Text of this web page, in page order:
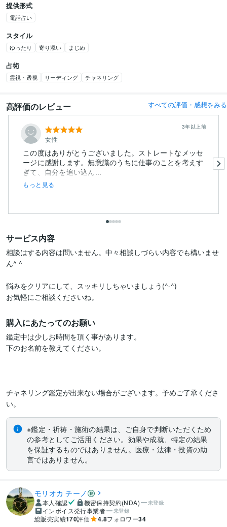
提供形式
電話占い
スタイル
ゆったり 寄り添い まじめ
占術
霊視・透視 リーディング チャネリング
高評価のレビュー すべての評価・感想をみる
女性
3年以上前
この度はありがとうございました。ストレートなメッセ
ージに感謝します。無意識のうちに仕事のことを考えす
ぎて、自分を追い込ん...
もっと見る
サービス内容
相談はする内容は問いません。中々相談しづらい内容でも構いませ
ん^ ^
悩みをクリアにして、スッキリしちゃいましょう(^-^)
購入にあたってのお願い
鑑定中は少しお時間を頂く事があります。
下のお名前を教えてください。
チャネリング鑑定が出来ない場合がございます。予めご了承くださ
い。
※鑑定・祈祷・施術の結果は、ご自身で判断いただくため
の参考としてご活用ください。効果や成就、特定の結果
を保証するものではありません。医療・法律・投資の助
言ではありません。
モリオカ チーノ
本人確認 機密保持契約(NDA) 未登録
インボイス発行事業者 未登録
総販売実績170評価 4.8フォロワー34